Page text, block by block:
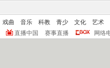
戏曲 音乐 科教 青少 文化
艺术
直播中国 赛事直播 网络